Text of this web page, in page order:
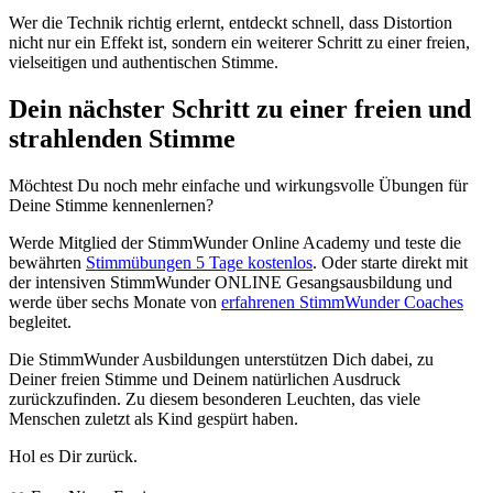
Wer die Technik richtig erlernt, entdeckt schnell, dass Distortion
nicht nur ein Effekt ist, sondern ein weiterer Schritt zu einer freien,
vielseitigen und authentischen Stimme.
Dein nächster Schritt zu einer freien und
strahlenden Stimme
Möchtest Du noch mehr einfache und wirkungsvolle Übungen für
Deine Stimme kennenlernen?
Werde Mitglied der StimmWunder Online Academy und teste die
bewährten Stimmübungen 5 Tage kostenlos. Oder starte direkt mit
der intensiven StimmWunder ONLINE Gesangsausbildung und
werde über sechs Monate von erfahrenen StimmWunder Coaches
begleitet.
Die StimmWunder Ausbildungen unterstützen Dich dabei, zu
Deiner freien Stimme und Deinem natürlichen Ausdruck
zurückzufinden. Zu diesem besonderen Leuchten, das viele
Menschen zuletzt als Kind gespürt haben.
Hol es Dir zurück.